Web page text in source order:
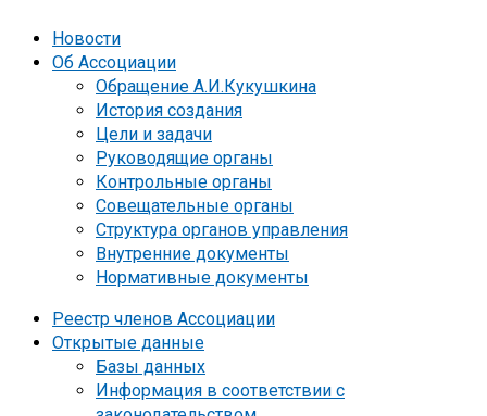
Новости
Об Ассоциации
Обращение А.И.Кукушкина
История создания
Цели и задачи
Руководящие органы
Контрольные органы
Совещательные органы
Структура органов управления
Внутренние документы
Нормативные документы
Реестр членов Ассоциации
Открытые данные
Базы данных
Информация в соответствии с